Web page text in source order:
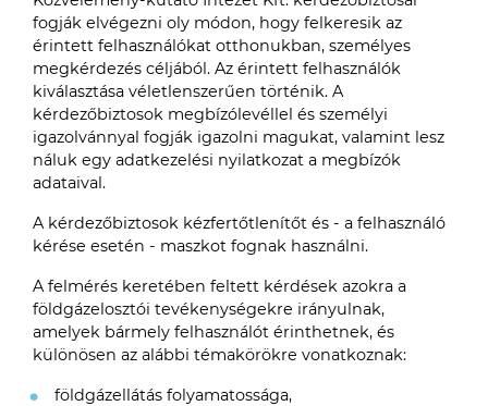
fogják elvégezni oly módon, hogy felkeresik az
érintett felhasználókat otthonukban, személyes
megkérdezés céljából. Az érintett felhasználók
kiválasztása véletlenszerűen történik. A
kérdezőbiztosok megbízólevéllel és személyi
igazolvánnyal fogják igazolni magukat, valamint lesz
náluk egy adatkezelési nyilatkozat a megbízók
adataival.
A kérdezőbiztosok kézfertőtlenítőt és - a felhasználó
kérése esetén - maszkot fognak használni.
A felmérés keretében feltett kérdések azokra a
földgázelosztói tevékenységekre irányulnak,
amelyek bármely felhasználót érinthetnek, és
különösen az alábbi témakörökre vonatkoznak:
földgázellátás folyamatossága,